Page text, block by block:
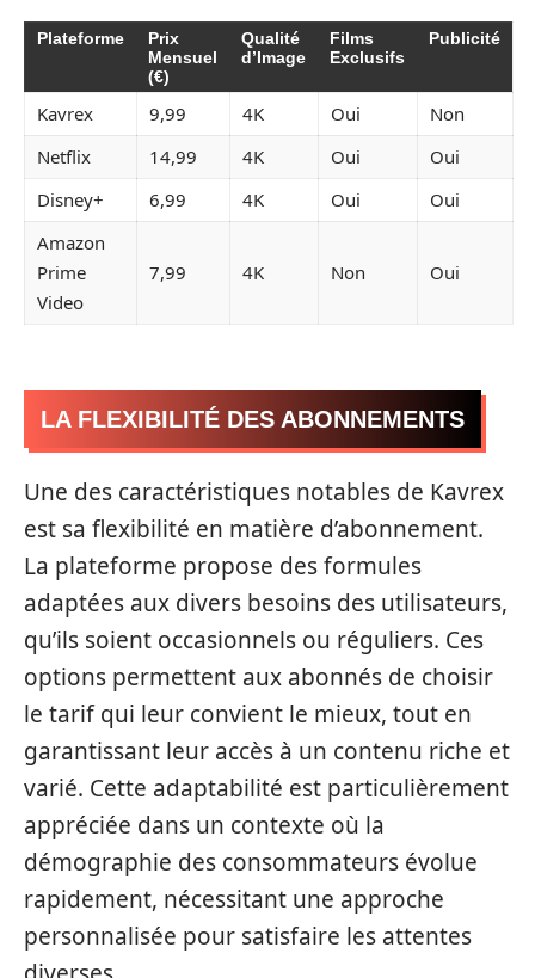
Plateforme
Prix
Mensuel
(€)
Qualité
d’Image
Films
Exclusifs
Publicité
Kavrex 9,99 4K Oui
Non
Netflix
14,99 4K Oui
Oui
Disney+
6,99 4K Oui
Oui
Amazon
Prime
Video
7,99 4K Non Oui
LA FLEXIBILITÉ DES ABONNEMENTS
Une des caractéristiques notables de Kavrex
est sa flexibilité en matière d’abonnement.
La plateforme propose des formules
adaptées aux divers besoins des utilisateurs,
qu’ils soient occasionnels ou réguliers. Ces
options permettent aux abonnés de choisir
le tarif qui leur convient le mieux, tout en
garantissant leur accès à un contenu riche et
varié. Cette adaptabilité est particulièrement
appréciée dans un contexte où la
démographie des consommateurs évolue
rapidement, nécessitant une approche
personnalisée pour satisfaire les attentes